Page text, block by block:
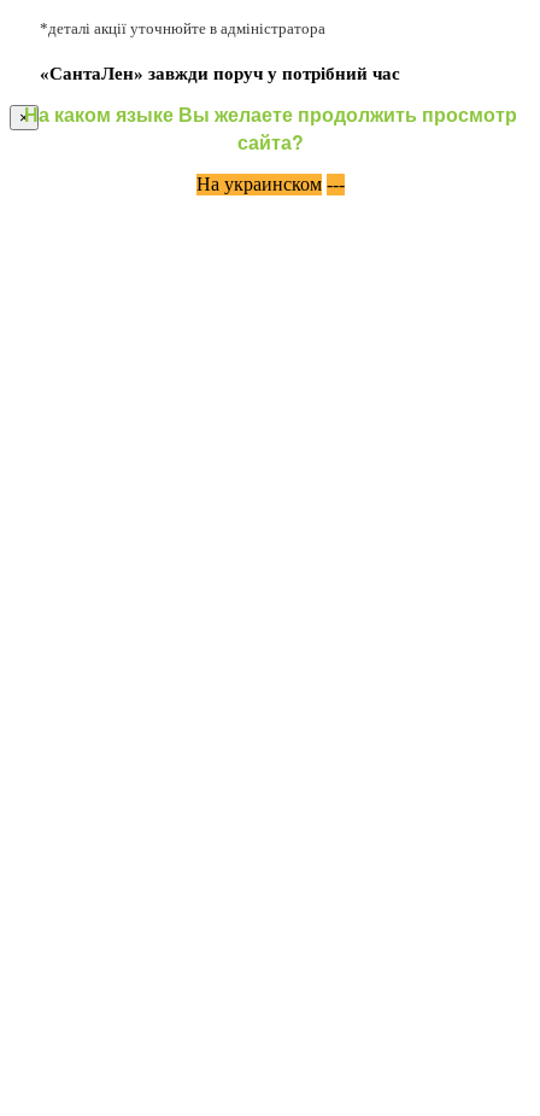
*деталі акції уточнюйте в адміністратора
«СантаЛен» завжди поруч у потрібний час
×На каком языке Вы желаете продолжить просмотр
сайта?
На украинском ---